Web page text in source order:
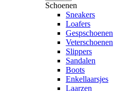
Schoenen
Sneakers
Loafers
Gespschoenen
Veterschoenen
Slippers
Sandalen
Boots
Enkellaarsjes
Laarzen